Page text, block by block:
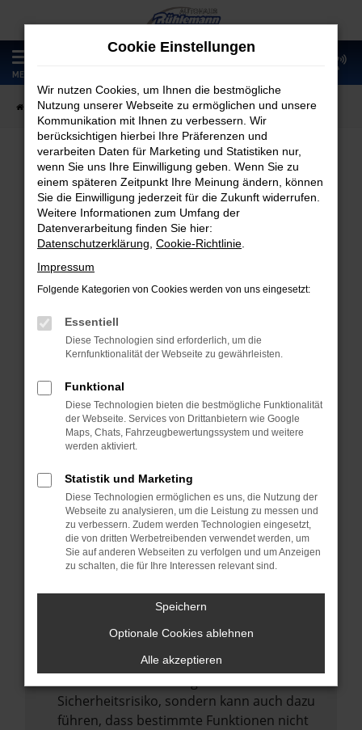
Zum
Hauptinhalt
springen
MENÜ
Startseite Fahrzeugangebote Fahrzeugmarkt
Fahrzeugmarkt
Fehler: Network Error
Beim Laden ist ein Fehler aufgetreten.
Hier sind ein paar Tipps, die dir helfen können:
Überprüfe deine Firewall und deine
Laden andere Webseiten, zum Beispiel
deine Suchmaschine?
Prüfe deine Browsererweiterungen.
Manche Erweiterungen, wie Werbeblocker,
können das Laden bestimmter Seiten
verhindern. Funktioniert die Seite in einem
anderen Browser oder in einem privaten
Fenster?
Starte dein Gerät neu.
vorübergehende Probleme zu beheben.
Betriebssystem auf dem neuesten Stand
Veraltete Software birgt nicht nur ein
Sicherheitsrisiko, sondern kann auch dazu
führen, dass bestimmte Funktionen nicht
Cookie Einstellungen
Wir nutzen Cookies, um Ihnen die bestmögliche
Nutzung unserer Webseite zu ermöglichen und unsere
Kommunikation mit Ihnen zu verbessern. Wir
berücksichtigen hierbei Ihre Präferenzen und
verarbeiten Daten für Marketing und Statistiken nur,
wenn Sie uns Ihre Einwilligung geben. Wenn Sie zu
einem späteren Zeitpunkt Ihre Meinung ändern, können
Sie die Einwilligung jederzeit für die Zukunft widerrufen.
Weitere Informationen zum Umfang der
Datenverarbeitung finden Sie hier:
Datenschutzerklärung Cookie-Richtlinie
Impressum
Folgende Kategorien von Cookies werden von uns eingesetzt:
Essentiell
Diese Technologien sind erforderlich, um die
Kernfunktionalität der Webseite zu gewährleisten.
Funktional
Diese Technologien bieten die bestmögliche Funktionalität
der Webseite. Services von Drittanbietern wie Google
Maps, Chats, Fahrzeugbewertungssystem und weitere
werden aktiviert.
Statistik und Marketing
Diese Technologien ermöglichen es uns, die Nutzung der
Webseite zu analysieren, um die Leistung zu messen und
zu verbessern. Zudem werden Technologien eingesetzt,
die von dritten Werbetreibenden verwendet werden, um
Sie auf anderen Webseiten zu verfolgen und um Anzeigen
zu schalten, die für Ihre Interessen relevant sind.
Speichern
Optionale Cookies ablehnen
Alle akzeptieren